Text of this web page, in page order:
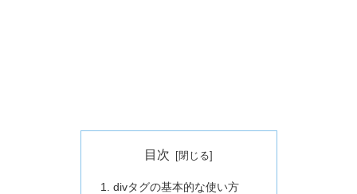
目次
divタグの基本的な使い方